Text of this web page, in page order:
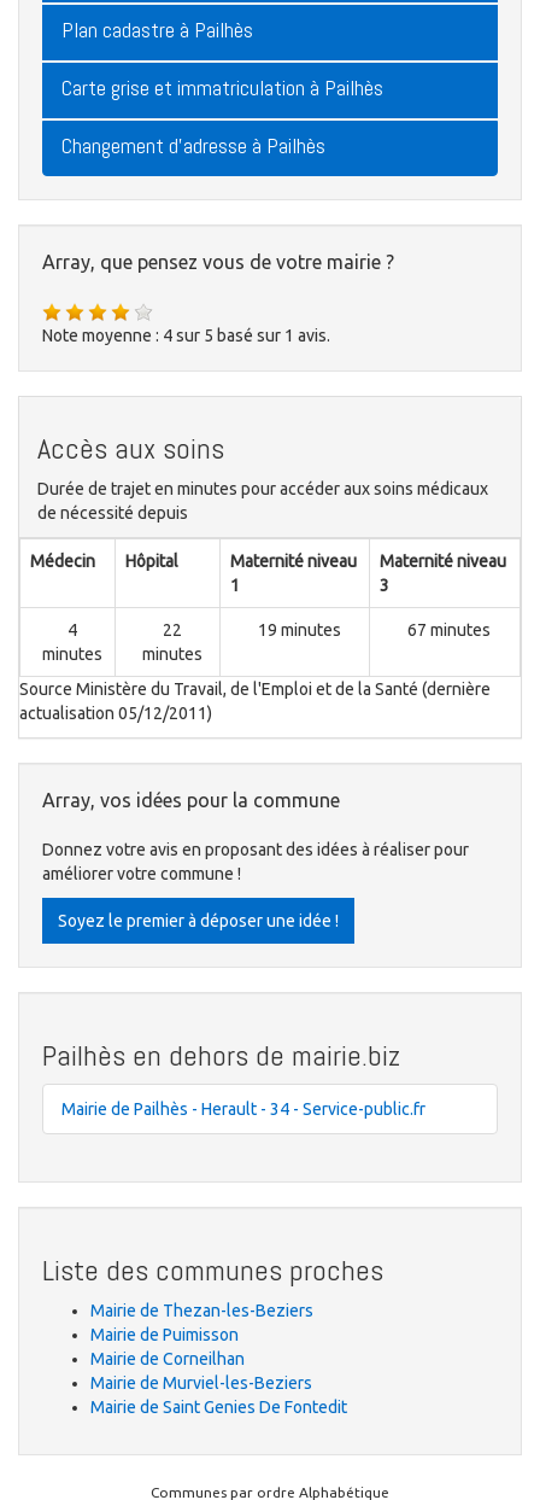
Plan cadastre à Pailhès
Carte grise et immatriculation à Pailhès
Changement d'adresse à Pailhès
Array, que pensez vous de votre mairie ?
Note moyenne : 4sur 5 basé sur 1 avis.
Accès aux soins
Durée de trajet en minutes pour accéder aux soins médicaux
de nécessité depuis
Médecin Hôpital
Maternité niveau
1
Maternité niveau
3
4
minutes
22
minutes
19 minutes 67 minutes
Source Ministère du Travail, de l'Emploi et de la Santé (dernière
actualisation 05/12/2011)
Array, vos idées pour la commune
Donnez votre avis en proposant des idées à réaliser pour
améliorer votre commune !
Soyez le premier à déposer une idée !
Pailhès en dehors de mairie.biz
Mairie de Pailhès - Herault - 34 - Service-public.fr
Liste des communes proches
Mairie de Thezan-les-Beziers
Mairie de Puimisson
Mairie de Corneilhan
Mairie de Murviel-les-Beziers
Mairie de Saint Genies De Fontedit
Communes par ordre Alphabétique